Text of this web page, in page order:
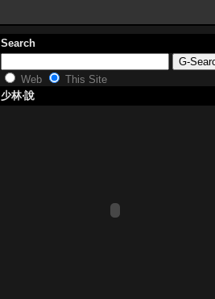
Search
Web
This Site
少林‧說